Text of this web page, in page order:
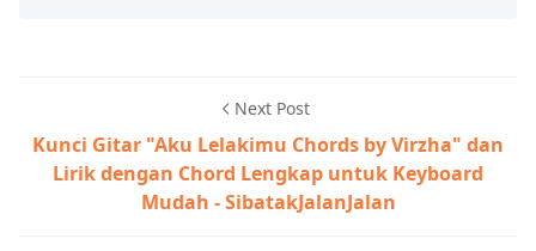
Next Post
Kunci Gitar "Aku Lelakimu Chords by Virzha" dan
Lirik dengan Chord Lengkap untuk Keyboard
Mudah - SibatakJalanJalan